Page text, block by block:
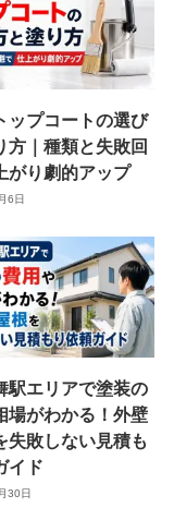
ップコートの選び
方｜種類と失敗回
がり劇的アップ
6日
駅エリアで塗装の
場がわかる！外壁
失敗しない見積も
イド
30日